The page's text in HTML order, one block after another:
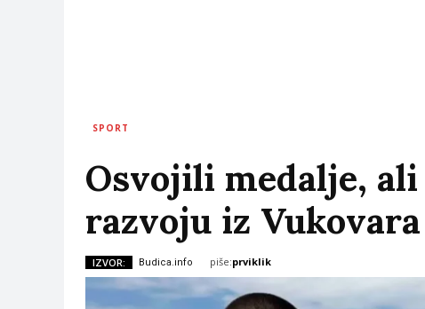
SPORT
Osvojili medalje,
razvoju iz
IZVOR: Budica.info piše:prviklik